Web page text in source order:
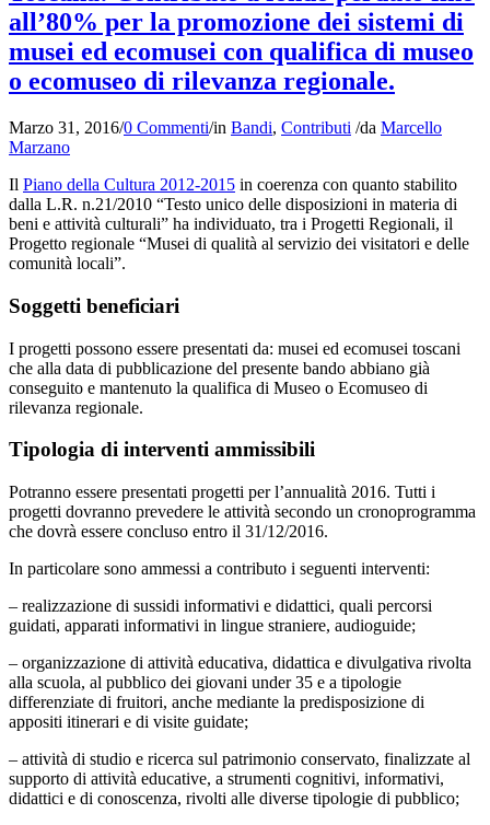
all’80% per la promozione dei sistemi di
musei ed ecomusei con qualifica di museo
o ecomuseo di rilevanza regionale.
Marzo 31, 2016/0 Commenti/in Bandi, Contributi /da Marcello
Marzano
Il Piano della Cultura 2012-2015 in coerenza con quanto stabilito
dalla L.R. n.21/2010 “Testo unico delle disposizioni in materia di
beni e attività culturali” ha individuato, tra i Progetti Regionali, il
Progetto regionale “Musei di qualità al servizio dei visitatori e delle
comunità locali”.
Soggetti beneficiari
I progetti possono essere presentati da: musei ed ecomusei toscani
che alla data di pubblicazione del presente bando abbiano già
conseguito e mantenuto la qualifica di Museo o Ecomuseo di
rilevanza regionale.
Tipologia di interventi ammissibili
Potranno essere presentati progetti per l’annualità 2016. Tutti i
progetti dovranno prevedere le attività secondo un cronoprogramma
che dovrà essere concluso entro il 31/12/2016.
In particolare sono ammessi a contributo i seguenti interventi:
– realizzazione di sussidi informativi e didattici, quali percorsi
guidati, apparati informativi in lingue straniere, audioguide;
– organizzazione di attività educativa, didattica e divulgativa rivolta
alla scuola, al pubblico dei giovani under 35 e a tipologie
differenziate di fruitori, anche mediante la predisposizione di
appositi itinerari e di visite guidate;
– attività di studio e ricerca sul patrimonio conservato, finalizzate al
supporto di attività educative, a strumenti cognitivi, informativi,
didattici e di conoscenza, rivolti alle diverse tipologie di pubblico;